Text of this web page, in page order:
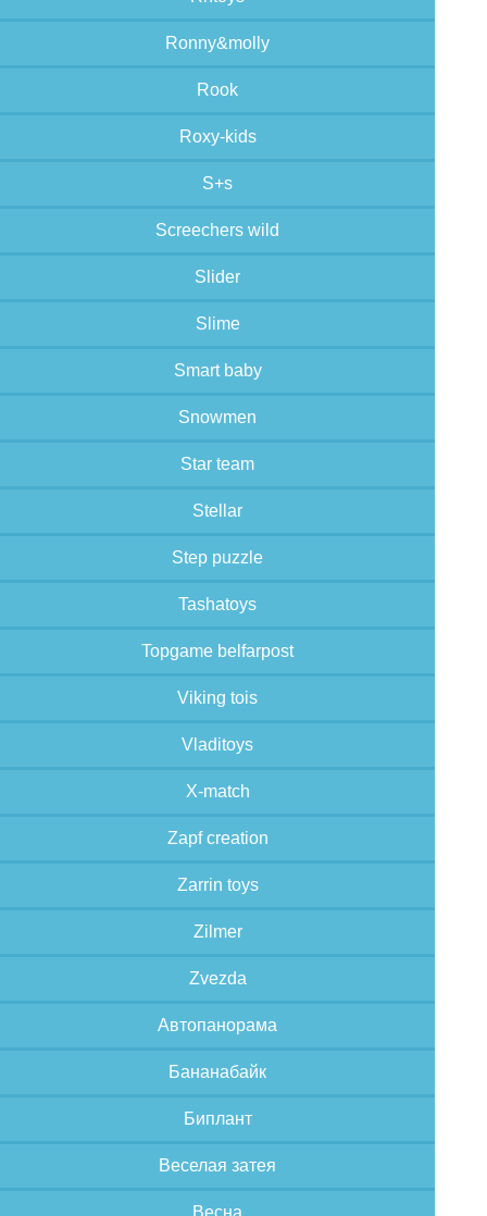
Ronny&molly
Rook
Roxy-kids
S+s
Screechers wild
Slider
Slime
Smart baby
Snowmen
Star team
Stellar
Step puzzle
Tashatoys
Topgame belfarpost
Viking tois
Vladitoys
X-match
Zapf creation
Zarrin toys
Zilmer
Zvezda
Автопанорама
Бананабайк
Биплант
Веселая затея
Весна